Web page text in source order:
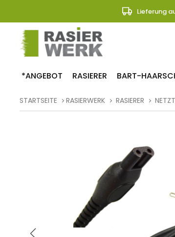
Lieferung
*ANGEBOT RASIERER BART-
STARTSEITE RASIERWERK RASIERER